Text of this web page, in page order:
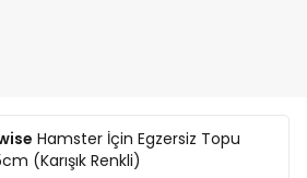
Hamster İçin Egzersiz Topu
(Karışık Renkli)